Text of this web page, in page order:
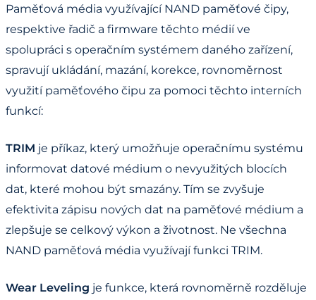
Paměťová média využívající NAND paměťové čipy,
respektive řadič a firmware těchto médií ve
spolupráci s operačním systémem daného zařízení,
spravují ukládání, mazání, korekce, rovnoměrnost
využití paměťového čipu za pomoci těchto interních
funkcí:
TRIM je příkaz, který umožňuje operačnímu systému
informovat datové médium o nevyužitých blocích
dat, které mohou být smazány. Tím se zvyšuje
efektivita zápisu nových dat na paměťové médium a
zlepšuje se celkový výkon a životnost. Ne všechna
NAND paměťová média využívají funkci TRIM.
Wear Leveling je funkce, která rovnoměrně rozděluje